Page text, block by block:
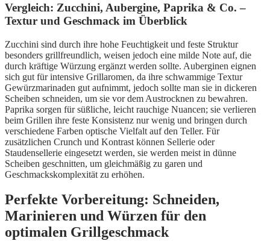
Vergleich: Zucchini, Aubergine, Paprika & Co. –
Textur und Geschmack im Überblick
Zucchini sind durch ihre hohe Feuchtigkeit und feste Struktur
besonders grillfreundlich, weisen jedoch eine milde Note auf, die
durch kräftige Würzung ergänzt werden sollte. Auberginen eignen
sich gut für intensive Grillaromen, da ihre schwammige Textur
Gewürzmarinaden gut aufnimmt, jedoch sollte man sie in dickeren
Scheiben schneiden, um sie vor dem Austrocknen zu bewahren.
Paprika sorgen für süßliche, leicht rauchige Nuancen; sie verlieren
beim Grillen ihre feste Konsistenz nur wenig und bringen durch
verschiedene Farben optische Vielfalt auf den Teller. Für
zusätzlichen Crunch und Kontrast können Sellerie oder
Staudensellerie eingesetzt werden, sie werden meist in dünne
Scheiben geschnitten, um gleichmäßig zu garen und
Geschmackskomplexität zu erhöhen.
Perfekte Vorbereitung: Schneiden,
Marinieren und Würzen für den
optimalen Grillgeschmack